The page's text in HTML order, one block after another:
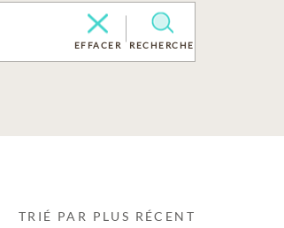
EFFACER RECHERCHE
TRIÉ PAR PLUS RÉCENT